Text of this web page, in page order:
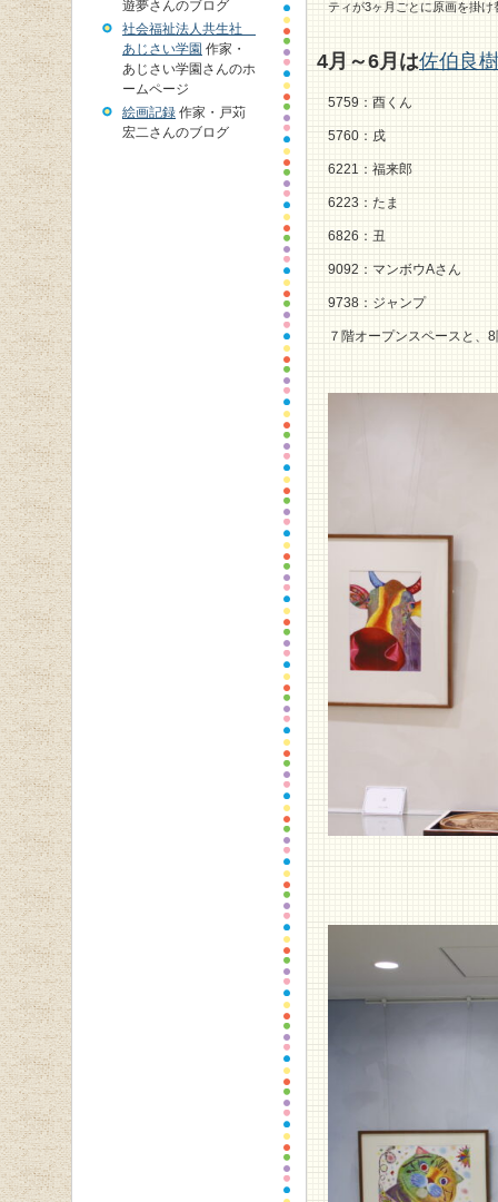
ティが3ヶ月ごとに原画を掛
4月～6月は佐伯良樹
5759：酉くん
5760：戌
6221：福来郎
6223：たま
6826：丑
9092：マンボウAさん
9738：ジャンプ
７階オープンスペースと、
遊夢さんのブログ
社会福祉法人共生社
あじさい学園 作家・
あじさい学園さんのホ
ームページ
絵画記録 作家・戸苅
宏二さんのブログ